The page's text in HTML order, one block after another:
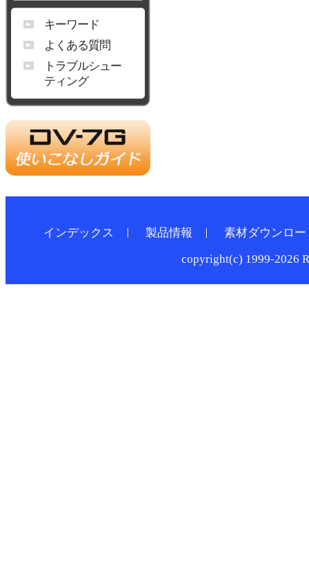
キーワード
よくある質問
トラブルシュー
ティング
インデックス 製品情報 素材ダウンロー
copyright(c) 1999-2026